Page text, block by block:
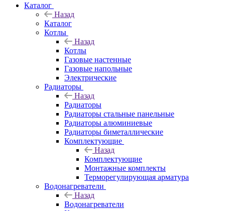
Каталог
Назад
Каталог
Котлы
Назад
Котлы
Газовые настенные
Газовые напольные
Электрические
Радиаторы
Назад
Радиаторы
Радиаторы стальные панельные
Радиаторы алюминиевые
Радиаторы биметаллические
Комплектующие
Назад
Комплектующие
Монтажные комплекты
Терморегулирующая арматура
Водонагреватели
Назад
Водонагреватели